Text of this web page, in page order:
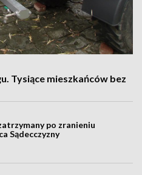
Tysiące mieszkańców bez
po zranieniu
Sądecczyzny